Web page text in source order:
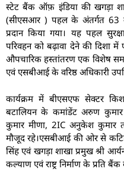
स्टेट बैंक ऑफ़ इंडिया की खगड़ा शाखा
(सीएसआर ) पहल के अंतर्गत 63
प्रदान किया गया। यह पहल
परिवहन को बढ़ावा देने की दिशा
औपचारिक हस्तांतरण एक विशेष
एवं एसबीआई के वरिष्ठ अधिकारी
कार्यक्रम में बीएसएफ सेक्टर
बटालियन के कमांडेंट अरुण
कुमार मीणा, 2IC अनुकेश कुमार
मौजूद रहे।एसबीआई की ओर से
सिंह एवं खगड़ा शाखा प्रमुख श्री
कल्याण एवं राष्ट्र निर्माण के प्रति बैंक